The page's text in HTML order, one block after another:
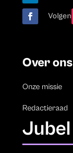
Volgen
Over ons
Onze missie
Redactieraad
Jubel